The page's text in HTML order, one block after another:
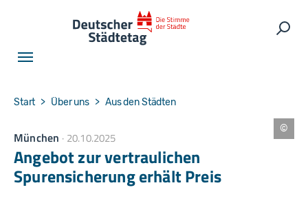
You are here:
Start Über uns Aus den Städten
München 20.10.2025
Angebot zur vertraulichen
Spurensicherung erhält Preis
W